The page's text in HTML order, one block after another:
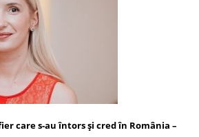
care s-au întors și cred în România –